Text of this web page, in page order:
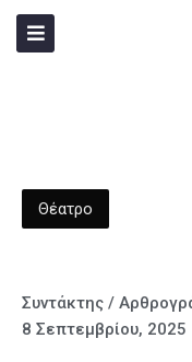
Θέατρο
Συντάκτης /
8 Σεπτεμβρίου, 2025